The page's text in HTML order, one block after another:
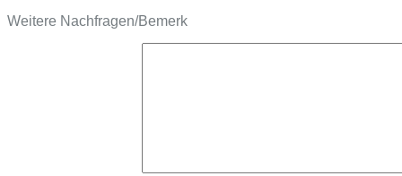
Weitere Nachfragen/Bemerk